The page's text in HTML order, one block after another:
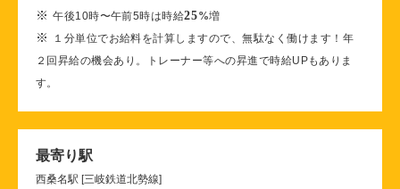
※午後10時〜午前5時は時給25%増
※
１分単位でお給料を計算しますので、無駄なく働けます！年
２回昇給の機会あり。トレーナー等への昇進で時給UPもありま
す。
最寄り駅
西桑名駅 [三岐鉄道北勢線]